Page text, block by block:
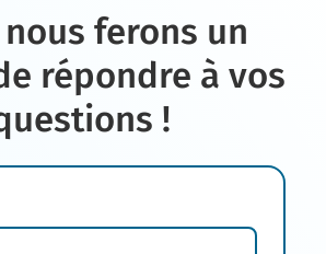
ferons un
répondre à vos
!